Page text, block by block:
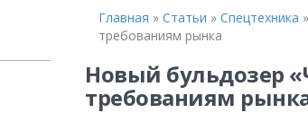
Главная » Статьи » Спецтехника »
требованиям рынка
Новый бульдозер
требованиям